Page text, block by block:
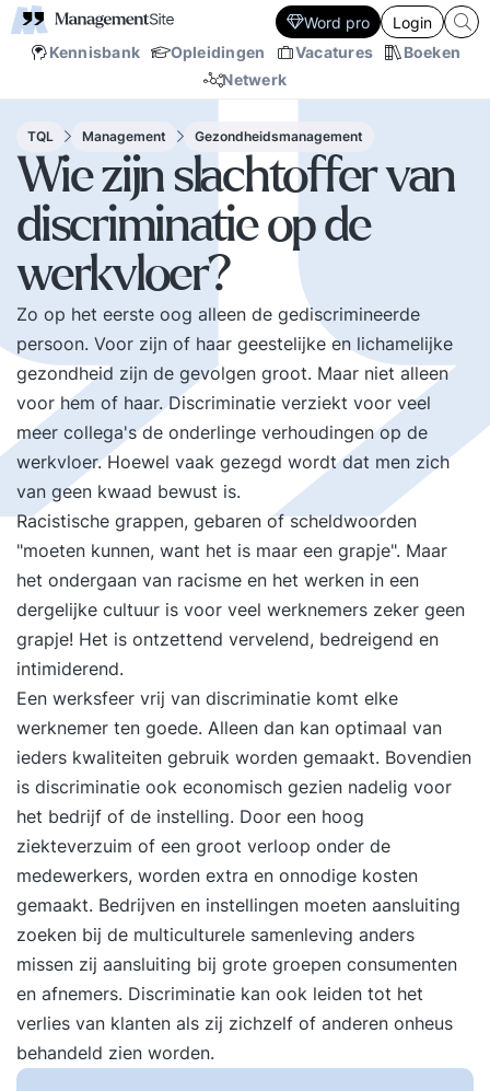
Kennisbank Opleidingen Vacatures
Boeken
Netwerk
Word pro Login
TQL Management Gezondheidsmanagement
Wie zijn slachtoffer van
discriminatie op de
werkvloer?
Zo op het eerste oog alleen de gediscrimineerde
persoon. Voor zijn of haar geestelijke en lichamelijke
gezondheid zijn de gevolgen groot. Maar niet alleen
voor hem of haar. Discriminatie verziekt voor veel
meer collega's de onderlinge verhoudingen op de
werkvloer. Hoewel vaak gezegd wordt dat men zich
van geen kwaad bewust is.
Racistische grappen, gebaren of scheldwoorden
"moeten kunnen, want het is maar een grapje". Maar
het ondergaan van racisme en het werken in een
dergelijke cultuur is voor veel werknemers zeker geen
grapje! Het is ontzettend vervelend, bedreigend en
intimiderend.
Een werksfeer vrij van discriminatie komt elke
werknemer ten goede. Alleen dan kan optimaal van
ieders kwaliteiten gebruik worden gemaakt. Bovendien
is discriminatie ook economisch gezien nadelig voor
het bedrijf of de instelling. Door een hoog
ziekteverzuim of een groot verloop onder de
medewerkers, worden extra en onnodige kosten
gemaakt. Bedrijven en instellingen moeten aansluiting
zoeken bij de multiculturele samenleving anders
missen zij aansluiting bij grote groepen consumenten
en afnemers. Discriminatie kan ook leiden tot het
verlies van klanten als zij zichzelf of anderen onheus
behandeld zien worden.